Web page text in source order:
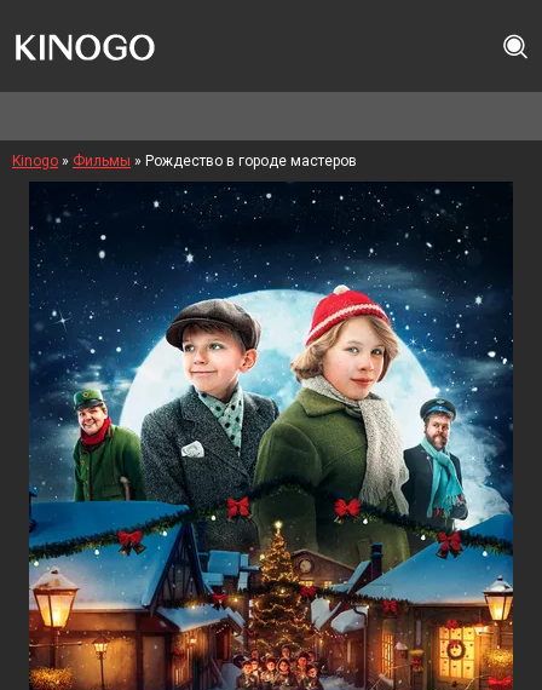
Kinogo » Фильмы » Рождество в городе мастеров